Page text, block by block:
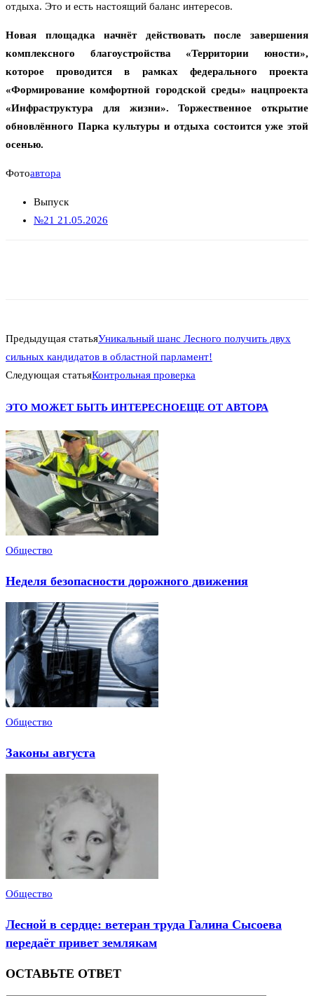
отдыха. Это и есть настоящий баланс интересов.
Новая площадка начнёт действовать после завершения
комплексного благоустройства «Территории юности»,
которое проводится в рамках федерального проекта
«Формирование комфортной городской среды» нацпроекта
«Инфраструктура для жизни». Торжественное открытие
обновлённого Парка культуры и отдыха состоится уже этой
осенью.
Фотоавтора
Выпуск
№21 21.05.2026
Предыдущая статьяУникальный шанс Лесного получить двух
сильных кандидатов в областной парламент!
Следующая статьяКонтрольная проверка
ЭТО МОЖЕТ БЫТЬ ИНТЕРЕСНОЕЩЕ ОТ АВТОРА
Общество
Неделя безопасности дорожного движения
Общество
Законы августа
Общество
Лесной в сердце: ветеран труда Галина Сысоева
передаёт привет землякам
ОСТАВЬТЕ ОТВЕТ